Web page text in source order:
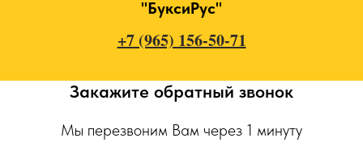
"БуксиРус"
+7 (965) 156-50-71
Закажите обратный звонок
Мы перезвоним Вам через 1 минуту